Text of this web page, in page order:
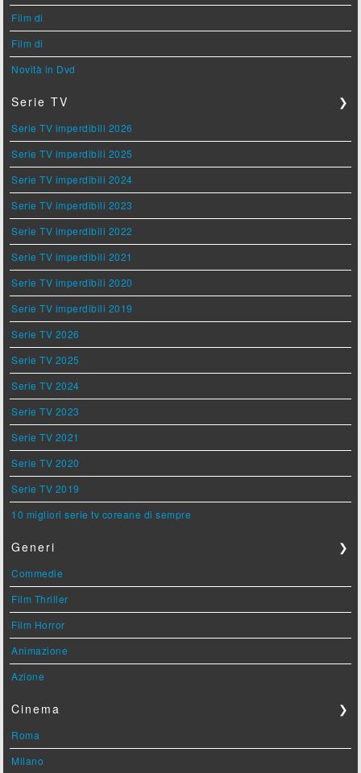
Film di
Film di
Novità in Dvd
Serie TV ❯
Serie TV imperdibili 2026
Serie TV imperdibili 2025
Serie TV imperdibili 2024
Serie TV imperdibili 2023
Serie TV imperdibili 2022
Serie TV imperdibili 2021
Serie TV imperdibili 2020
Serie TV imperdibili 2019
Serie TV 2026
Serie TV 2025
Serie TV 2024
Serie TV 2023
Serie TV 2021
Serie TV 2020
Serie TV 2019
10 migliori serie tv coreane di sempre
Generi ❯
Commedie
Film Thriller
Film Horror
Animazione
Azione
Cinema ❯
Roma
Milano